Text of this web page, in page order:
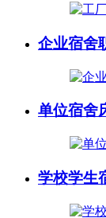
企业宿舍
单位宿舍
学校学生